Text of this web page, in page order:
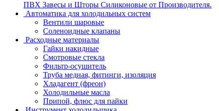
ПВХ Завесы и Шторы Силиконовые от Производителя.
Автоматика для холодильных систем
Вентили шаровые
Соленоидные клапаны
Расходные материалы
Гайки накидные
Смотровые стекла
Фильтр-осушитель
Труба медная, фитинги, изоляция
Хладагент (фреон)
Холодильные масла
Припой, флюс для пайки